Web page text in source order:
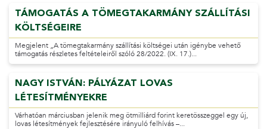
TÁMOGATÁS A TÖMEGTAKARMÁNY SZÁLLÍTÁSI
KÖLTSÉGEIRE
Megjelent „A tömegtakarmány szállítási költségei után igénybe vehető
támogatás részletes feltételeiről szóló 28/2022. (IX. 17.)...
NAGY ISTVÁN: PÁLYÁZAT LOVAS
LÉTESÍTMÉNYEKRE
Várhatóan márciusban jelenik meg ötmilliárd forint keretösszeggel egy új,
lovas létesítmények fejlesztésére irányuló felhívás –...